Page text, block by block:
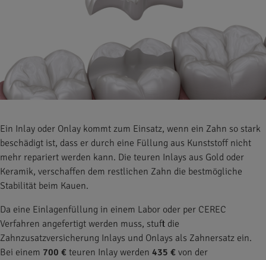
Ein Inlay oder Onlay kommt zum Einsatz, wenn ein Zahn so stark
beschädigt ist, dass er durch eine Füllung aus Kunststoff nicht
mehr repariert werden kann. Die teuren Inlays aus Gold oder
Keramik, verschaffen dem restlichen Zahn die bestmögliche
Stabilität beim Kauen.
Da eine Einlagenfüllung in einem Labor oder per CEREC
Verfahren angefertigt werden muss, stuft die
Zahnzusatzversicherung Inlays und Onlays als Zahnersatz ein.
Bei einem 700 € teuren Inlay werden 435 € von der